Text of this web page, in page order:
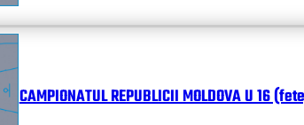
CAMPIONATUL REPUBLICII MOLDOVA U 16